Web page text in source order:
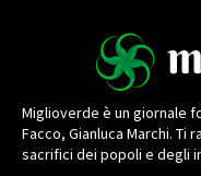
Miglioverde è un giornale
Facco, Gianluca Marchi.
sacrifici dei popoli e degli